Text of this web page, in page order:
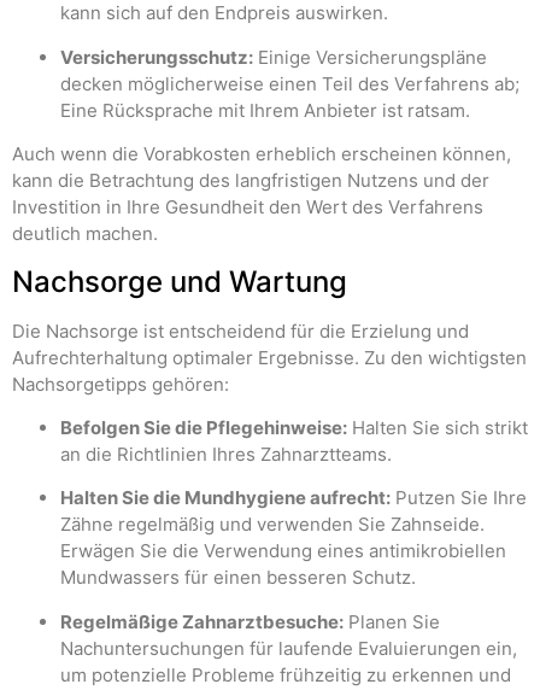
kann sich auf den Endpreis auswirken.
Versicherungsschutz: Einige Versicherungspläne
decken möglicherweise einen Teil des Verfahrens ab;
Eine Rücksprache mit Ihrem Anbieter ist ratsam.
Auch wenn die Vorabkosten erheblich erscheinen können,
kann die Betrachtung des langfristigen Nutzens und der
Investition in Ihre Gesundheit den Wert des Verfahrens
deutlich machen.
Nachsorge und Wartung
Die Nachsorge ist entscheidend für die Erzielung und
Aufrechterhaltung optimaler Ergebnisse. Zu den wichtigsten
Nachsorgetipps gehören:
Befolgen Sie die Pflegehinweise: Halten Sie sich strikt
an die Richtlinien Ihres Zahnarztteams.
Halten Sie die Mundhygiene aufrecht: Putzen Sie Ihre
Zähne regelmäßig und verwenden Sie Zahnseide.
Erwägen Sie die Verwendung eines antimikrobiellen
Mundwassers für einen besseren Schutz.
Regelmäßige Zahnarztbesuche: Planen Sie
Nachuntersuchungen für laufende Evaluierungen ein,
um potenzielle Probleme frühzeitig zu erkennen und